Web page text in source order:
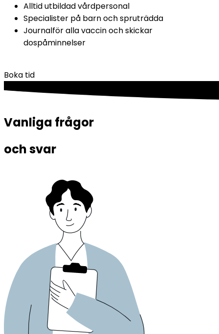
Alltid utbildad vårdpersonal
Specialister på barn och spruträdda
Journalför alla vaccin och skickar
dospåminnelser
Boka tid
Vanliga frågor
och svar